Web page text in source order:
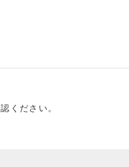
認ください。